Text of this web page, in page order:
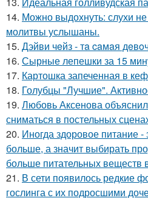
14. Можно выдохнуть: слухи
молитвы услышаны.
15. Дэйви чeйз - тa caмaя
16. Сырные лепешки за 15
17. Картошка запеченная в
18. Голубцы "Лучшие".
19. Любовь Аксенова
сниматься в постельных
20. Иногда здоровое питание -
больше, а значит выбирать
больше питательных веществ
21. В сети появилось редкие
гослинга с их подросшими